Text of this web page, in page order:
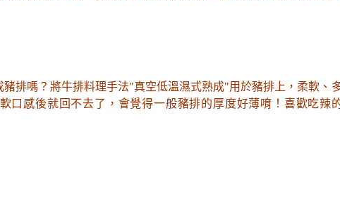
豬排嗎 ？ 將牛排料理手法"真空低溫濕式熟成"用於豬排上 ，柔軟、
口感後就回不去了 ，會覺得一般豬排的厚度好薄唷 ！喜歡吃辣